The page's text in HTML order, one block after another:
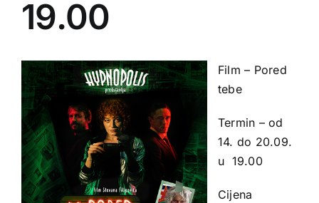
19.00
Film – Pored
tebe
Termin – od
14. do 20.09.
u 19.00
Cijena